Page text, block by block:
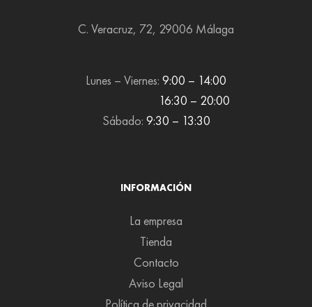
C. Veracruz, 72, 29006 Málaga
Lunes – Viernes: 9:00 – 14:00
16:30 – 20:00
Sábado: 9:30 – 13:30
INFORMACIÓN
La empresa
Tienda
Contacto
Aviso Legal